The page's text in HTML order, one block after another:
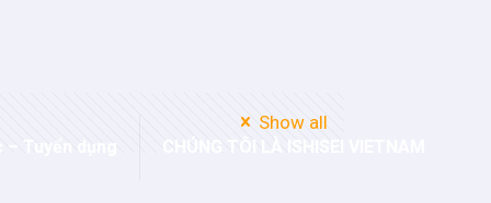
Tuyển dụng CHÚNG TÔI LÀ ISHISEI VIETNAM
Show all